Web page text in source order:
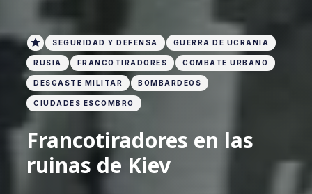
SEGURIDAD Y DEFENSA GUERRA DE UCRANIA
RUSIA FRANCOTIRADORES COMBATE URBANO
DESGASTE MILITAR BOMBARDEOS
CIUDADES ESCOMBRO
Francotiradores en las
ruinas de Kiev